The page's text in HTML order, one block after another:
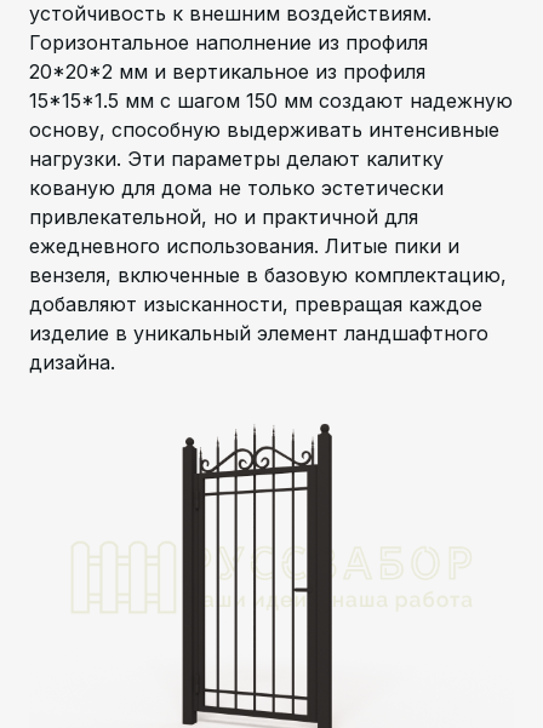
устойчивость к внешним воздействиям.
Горизонтальное наполнение из профиля
20*20*2 мм и вертикальное из профиля
15*15*1.5 мм с шагом 150 мм создают надежную
основу, способную выдерживать интенсивные
нагрузки. Эти параметры делают калитку
кованую для дома не только эстетически
привлекательной, но и практичной для
ежедневного использования. Литые пики и
вензеля, включенные в базовую комплектацию,
добавляют изысканности, превращая каждое
изделие в уникальный элемент ландшафтного
дизайна.